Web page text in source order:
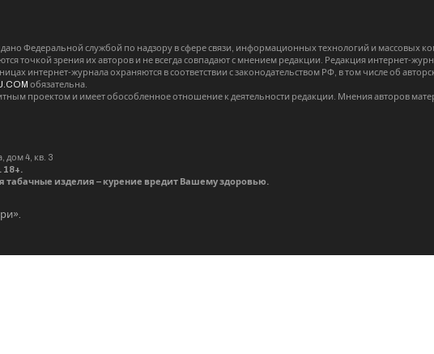
Федеральной службой по надзору в сфере связи, информационных технологий и массовых
точкой зрения их авторов и не всегда совпадают с мнением редакции. Редакция интернет-
интернет-журнала охраняются в соответствии с законодательством РФ, в том числе об
обязательна.
проектом и имеет обособленное отношение к деятельности редакции. Мнения авторов
дом 4, кв. 3
табачные изделия – курение вредит Вашему здоровью.